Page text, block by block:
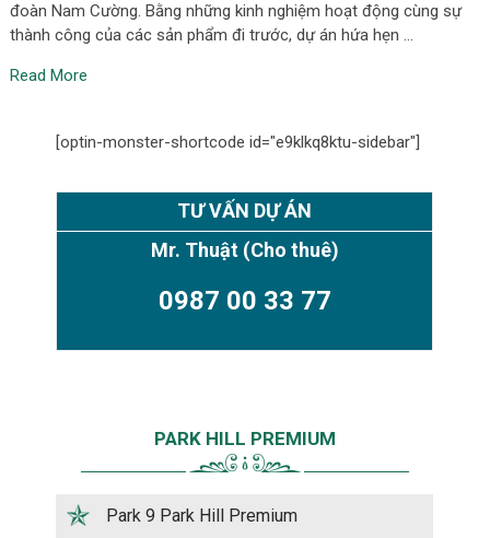
đoàn Nam Cường. Bằng những kinh nghiệm hoạt động cùng sự
thành công của các sản phẩm đi trước, dự án hứa hẹn …
Read More
[optin-monster-shortcode id="e9klkq8ktu-sidebar"]
TƯ VẤN DỰ ÁN
Mr. Thuật (Cho thuê)
0987 00 33 77
PARK HILL PREMIUM
Park 9 Park Hill Premium